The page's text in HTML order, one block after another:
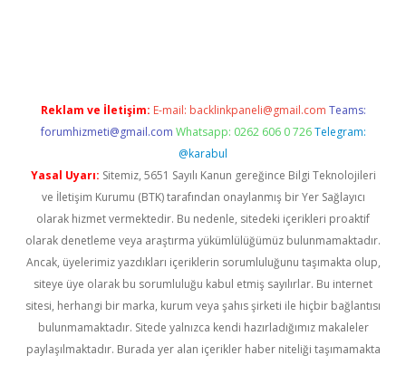
Reklam ve İletişim: E-mail: backlinkpaneli@gmail.com Teams:
forumhizmeti@gmail.com Whatsapp: 0262 606 0 726 Telegram:
@karabul
Yasal Uyarı: Sitemiz, 5651 Sayılı Kanun gereğince Bilgi Teknolojileri
ve İletişim Kurumu (BTK) tarafından onaylanmış bir Yer Sağlayıcı
olarak hizmet vermektedir. Bu nedenle, sitedeki içerikleri proaktif
olarak denetleme veya araştırma yükümlülüğümüz bulunmamaktadır.
Ancak, üyelerimiz yazdıkları içeriklerin sorumluluğunu taşımakta olup,
siteye üye olarak bu sorumluluğu kabul etmiş sayılırlar. Bu internet
sitesi, herhangi bir marka, kurum veya şahıs şirketi ile hiçbir bağlantısı
bulunmamaktadır. Sitede yalnızca kendi hazırladığımız makaleler
paylaşılmaktadır. Burada yer alan içerikler haber niteliği taşımamakta